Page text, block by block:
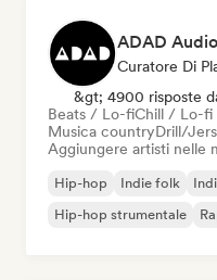
ADAD Audio
Curatore Di
&gt; 4900 risposte
Beats / Lo-fiChill / Lo-fi
Musica countryDrill/
Aggiungere artisti nelle
Hip-hop Indie folk
Hip-hop strumentale